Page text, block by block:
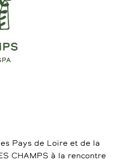
Pays de Loire et de la
CHAMPS à la rencontre